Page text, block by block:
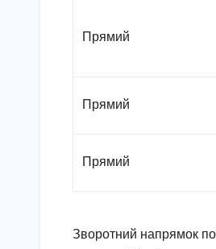
Прямий
Прямий
Прямий
Зворотний напрямок